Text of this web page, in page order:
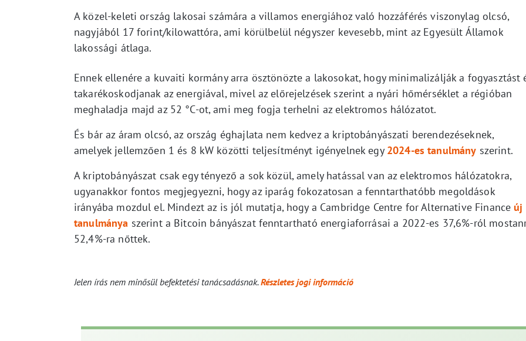
A közel-keleti ország lakosai számára a villamos energiához való hozzáférés viszonylag olcsó,
nagyjából 17 forint/kilowattóra, ami körülbelül négyszer kevesebb, mint az Egyesült Államok
lakossági átlaga.
Ennek ellenére a kuvaiti kormány arra ösztönözte a lakosokat, hogy minimalizálják a fogyasztást
takarékoskodjanak az energiával, mivel az előrejelzések szerint a nyári hőmérséklet a régióban
meghaladja majd az 52 °C-ot, ami meg fogja terhelni az elektromos hálózatot.
És bár az áram olcsó, az ország éghajlata nem kedvez a kriptobányászati berendezéseknek,
amelyek jellemzően 1 és 8 kW közötti teljesítményt igényelnek egy 2024-es tanulmány szerint.
A kriptobányászat csak egy tényező a sok közül, amely hatással van az elektromos hálózatokra,
ugyanakkor fontos megjegyezni, hogy az iparág fokozatosan a fenntarthatóbb megoldások
irányába mozdul el. Mindezt az is jól mutatja, hogy a Cambridge Centre for Alternative Finance új
tanulmánya szerint a Bitcoin bányászat fenntartható energiaforrásai a 2022-es 37,6%-ról
52,4%-ra nőttek.
Jelen írás nem minősül befektetési tanácsadásnak.Részletes jogi információ